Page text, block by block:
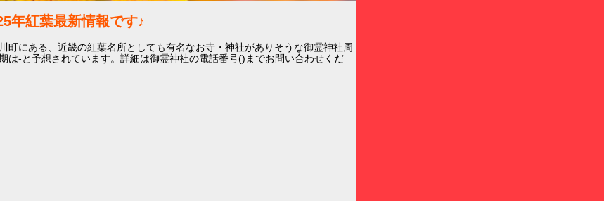
年紅葉最新情報です♪
町にある、近畿の紅葉名所としても有名なお寺・神社がありそうな御霊神社周
は-と予想されています。詳細は御霊神社の電話番号()までお問い合わせくだ